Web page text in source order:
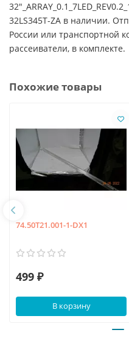
32LS345T-ZA в наличии.
России или транспортной
рассеиватели, в комплекте.
Похожие товары
74.50T21.001-1-DX1
499 ₽
В корзину